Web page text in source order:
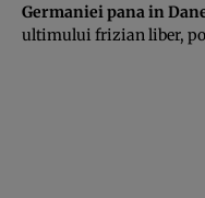
Germaniei pana in
ultimului frizian liber,